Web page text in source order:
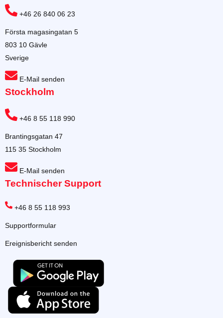
+46 26 840 06 23
Första magasingatan 5
803 10 Gävle
Sverige
E-Mail senden
Stockholm
+46 8 55 118 990
Brantingsgatan 47
115 35 Stockholm
E-Mail senden
Technischer Support
+46 8 55 118 993
Supportformular
Ereignisbericht senden